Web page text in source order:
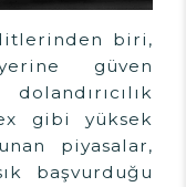
biri,
güven
gibi yüksek
piyasalar,
başvurduğu